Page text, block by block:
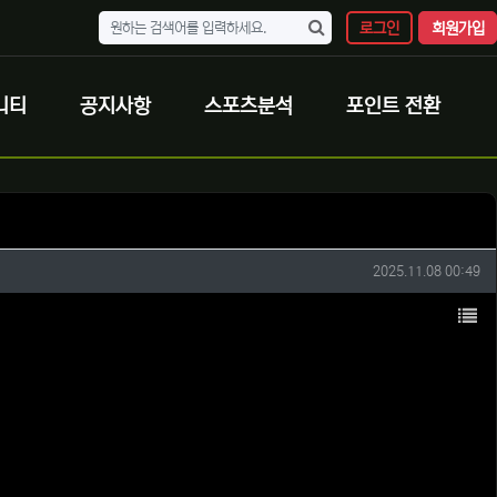
로그인 회원가입
티 공지사항 스포츠분석 포인트 전환
작성일
2025.11.08 00:49
목